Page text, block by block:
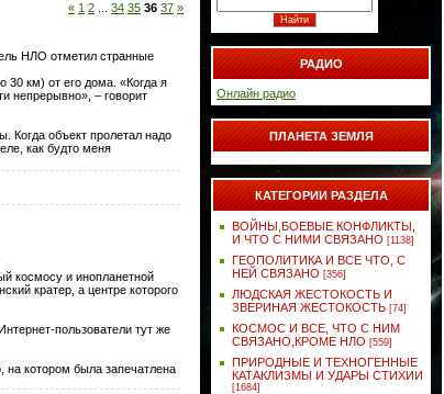
« 1 2 34 35 36 37 »
НЛО отметил странные
30 км) от его дома. «Когда я
непрерывно», – говорит
Когда объект пролетал надо
как будто меня
космосу и инопланетной
кратер, а центре которого
пользователи тут же
котором была запечатлена
РАДИО
Онлайн радио
ПЛАНЕТА ЗЕМЛЯ
КАТЕГОРИИ РАЗДЕЛА
ВОЙНЫ,БОЕВЫЕ КОНФЛИКТЫ,
И ЧТО С НИМИ СВЯЗАНО [1138]
ГЕОПОЛИТИКА И ВСЕ ЧТО, С
НЕЙ СВЯЗАНО [356]
ЛЮДСКАЯ ЖЕСТОКОСТЬ И
ЗВЕРИНАЯ ЖЕСТОКОСТЬ [74]
КОСМОС И ВСЕ, ЧТО С НИМ
СВЯЗАНО,КРОМЕ НЛО [559]
ПРИРОДНЫЕ И ТЕХНОГЕННЫЕ
КАТАКЛИЗМЫ И УДАРЫ СТИХИИ
[1684]